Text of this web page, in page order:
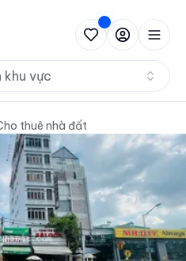
khu vực
thuê nhà đất